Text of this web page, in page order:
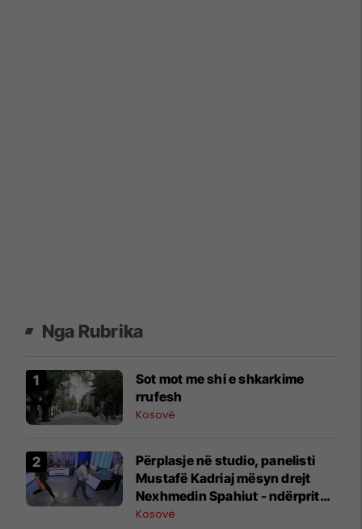
Nga Rubrika
Sot mot me shi e shkarkime
rrufesh
Kosovë
Përplasje në studio, panelisti
Mustafë Kadriaj mësyn drejt
Nexhmedin Spahiut - ndërpritet
transmetimi
Kosovë